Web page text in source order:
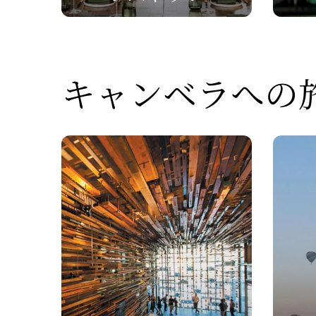
キャンベラへの